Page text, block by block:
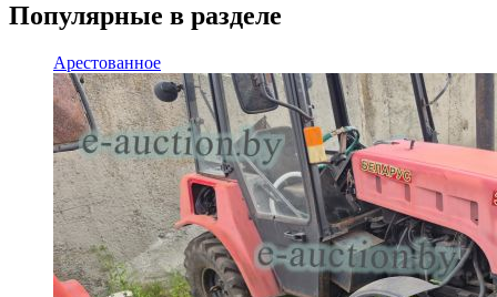
Популярные в разделе
Арестованное